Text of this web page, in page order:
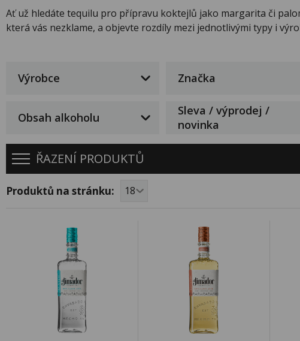
Ať už hledáte tequilu pro přípravu koktejlů jako margarita či
která vás nezklame, a objevte rozdíly mezi jednotlivými typy i
Výrobce Značka
Obsah alkoholu
Sleva / výprodej /
novinka
ŘAZENÍ PRODUKTŮ
Produktů na stránku: